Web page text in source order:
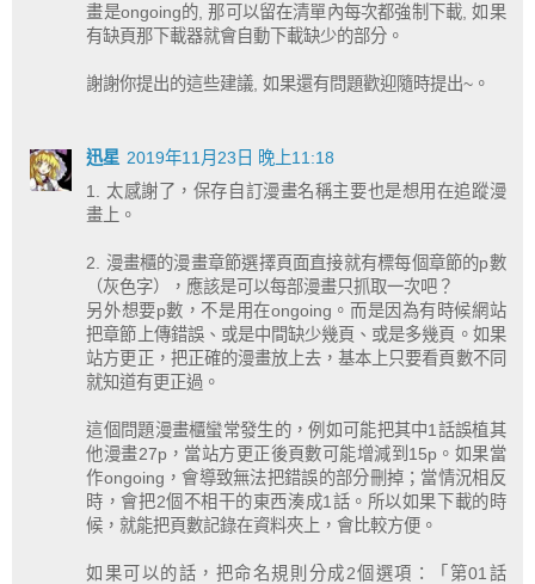
畫是ongoing的, 那可以留在清單內每次都強制下載, 如果
有缺頁那下載器就會自動下載缺少的部分。
謝謝你提出的這些建議, 如果還有問題歡迎隨時提出~。
迅星 2019年11月23日 晚上11:18
1. 太感謝了，保存自訂漫畫名稱主要也是想用在追蹤漫
畫上。
2. 漫畫櫃的漫畫章節選擇頁面直接就有標每個章節的p數
（灰色字），應該是可以每部漫畫只抓取一次吧？
另外想要p數，不是用在ongoing。而是因為有時候網站
把章節上傳錯誤、或是中間缺少幾頁、或是多幾頁。如果
站方更正，把正確的漫畫放上去，基本上只要看頁數不同
就知道有更正過。
這個問題漫畫櫃蠻常發生的，例如可能把其中1話誤植其
他漫畫27p，當站方更正後頁數可能增減到15p。如果當
作ongoing，會導致無法把錯誤的部分刪掉；當情況相反
時，會把2個不相干的東西湊成1話。所以如果下載的時
候，就能把頁數記錄在資料夾上，會比較方便。
如果可以的話，把命名規則分成2個選項：「第01話